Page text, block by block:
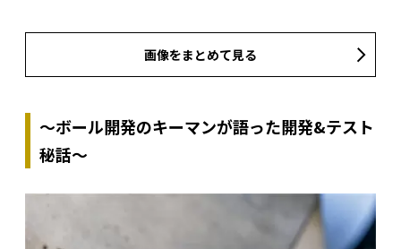
画像をまとめて見る
～ボール開発のキーマンが語った開発&テスト
秘話～